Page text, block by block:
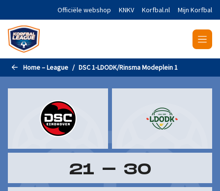
Naar de hoofdinhoud gaanOfficiële webshop KNKV Korfbal.nl Mijn Korfbal
Home – League DSC 1-LDODK/Rinsma Modeplein 1
21 - 30